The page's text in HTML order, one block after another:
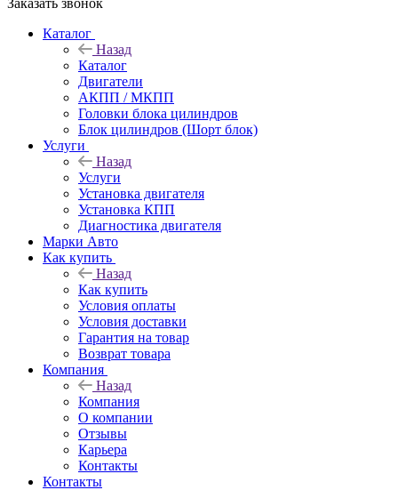
Заказать звонок
Каталог
Назад
Каталог
Двигатели
АКПП / МКПП
Головки блока цилиндров
Блок цилиндров (Шорт блок)
Услуги
Назад
Услуги
Установка двигателя
Установка КПП
Диагностика двигателя
Марки Авто
Как купить
Назад
Как купить
Условия оплаты
Условия доставки
Гарантия на товар
Возврат товара
Компания
Назад
Компания
О компании
Отзывы
Карьера
Контакты
Контакты